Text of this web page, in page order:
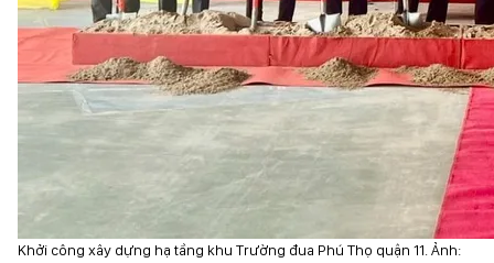
Khởi công xây dựng hạ tầng khu Trường đua Phú Thọ quận 11. Ảnh: